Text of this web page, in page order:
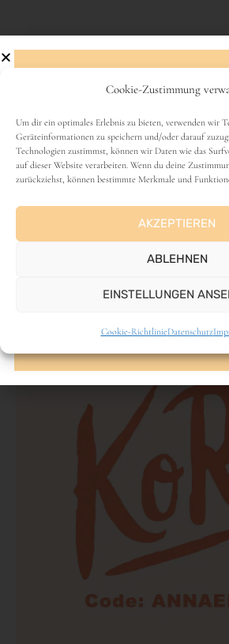
Cookie-Zustimmung
Um dir ein optimales Erlebnis zu bieten, verwenden wir
Geräteinformationen zu speichern und/oder darauf
Technologien zustimmst, können wir Daten wie das
auf dieser Website verarbeiten. Wenn du deine
zurückziehst, können bestimmte Merkmale und
AKZEPTIEREN
ABLEHNEN
EINSTELLUNGEN
Cookie-RichtlinieDatenschutz
VANLIFE
Abonniere den Newsletter!
Name